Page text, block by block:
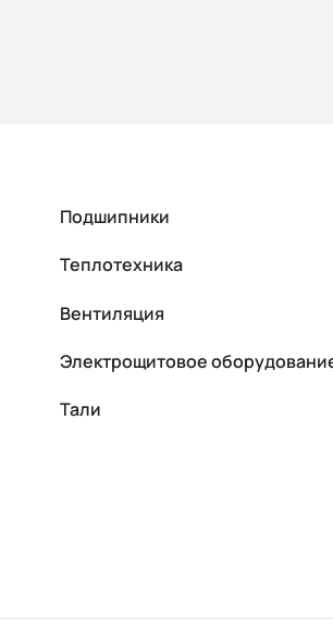
Подшипники
Теплотехника
Вентиляция
Электрощитовое
Тали